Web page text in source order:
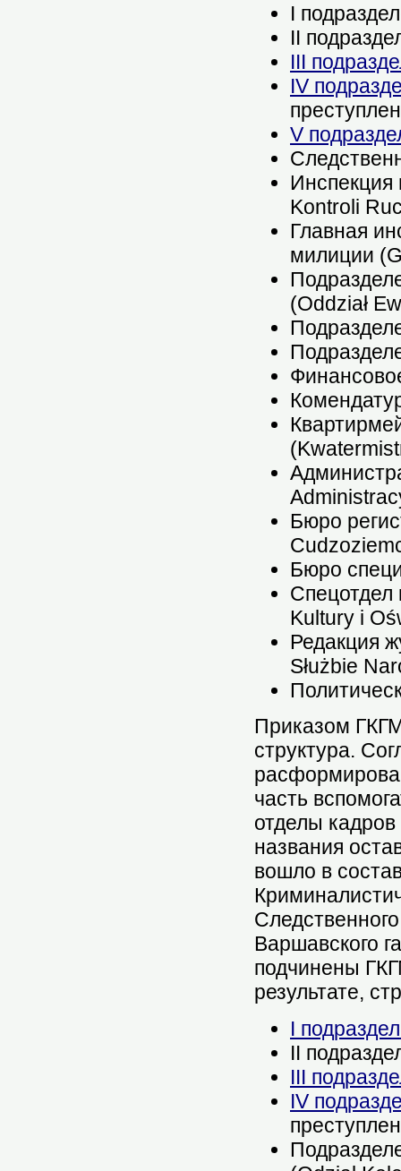
I
II
III
IV
V
Инспекция
Kontroli
Главная
милиции
(Oddział
Бюро
Бюро
Спецотдел
Kultury i
Редакция
Służbie
Приказом
структура.
часть
отделы
названия
вошло в
Варшавского
подчинены
результате,
I
II
III
IV